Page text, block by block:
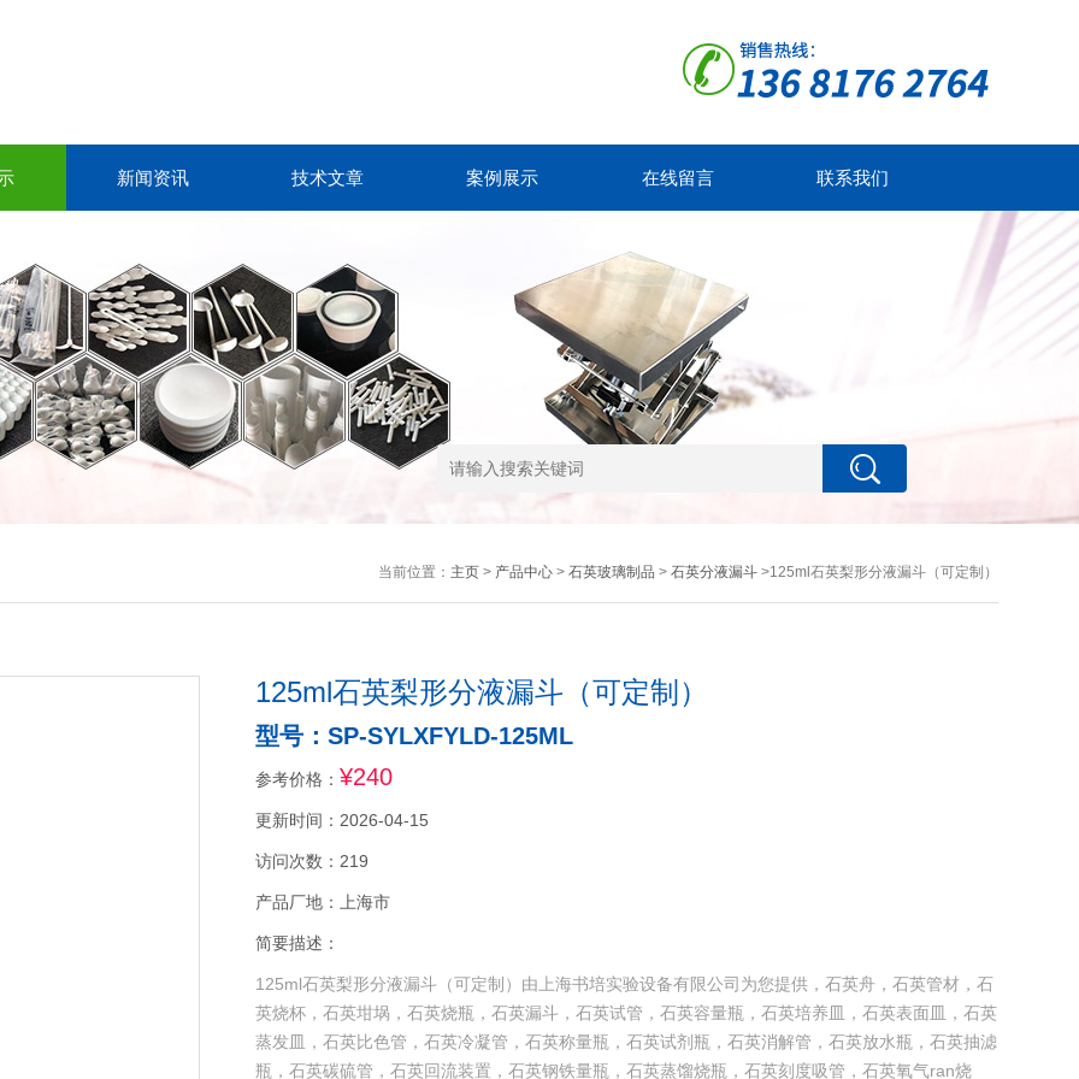
新闻资讯 技术文章 案例展示 在线留言 联系我们
当前位置： 主页> 产品中心> 石英玻璃制品 > 石英分液漏斗>125ml石英梨形分液漏斗（可定制）
125ml石英梨形分液漏斗（可定制）
型号：SP-SYLXFYLD-125ML
参考价格： ¥240
更新时间：2026-04-15
访问次数：219
产品厂地：上海市
简要描述：
125ml石英梨形分液漏斗（可定制）由上海书培实验设备有限公司为您提供，石英舟，石英管材，石
英烧杯，石英坩埚，石英烧瓶，石英漏斗，石英试管，石英容量瓶，石英培养皿，石英表面皿，石英
蒸发皿，石英比色管，石英冷凝管，石英称量瓶，石英试剂瓶，石英消解管，石英放水瓶，石英抽滤
瓶，石英碳硫管，石英回流装置，石英钢铁量瓶，石英蒸馏烧瓶，石英刻度吸管，石英氧气ran烧